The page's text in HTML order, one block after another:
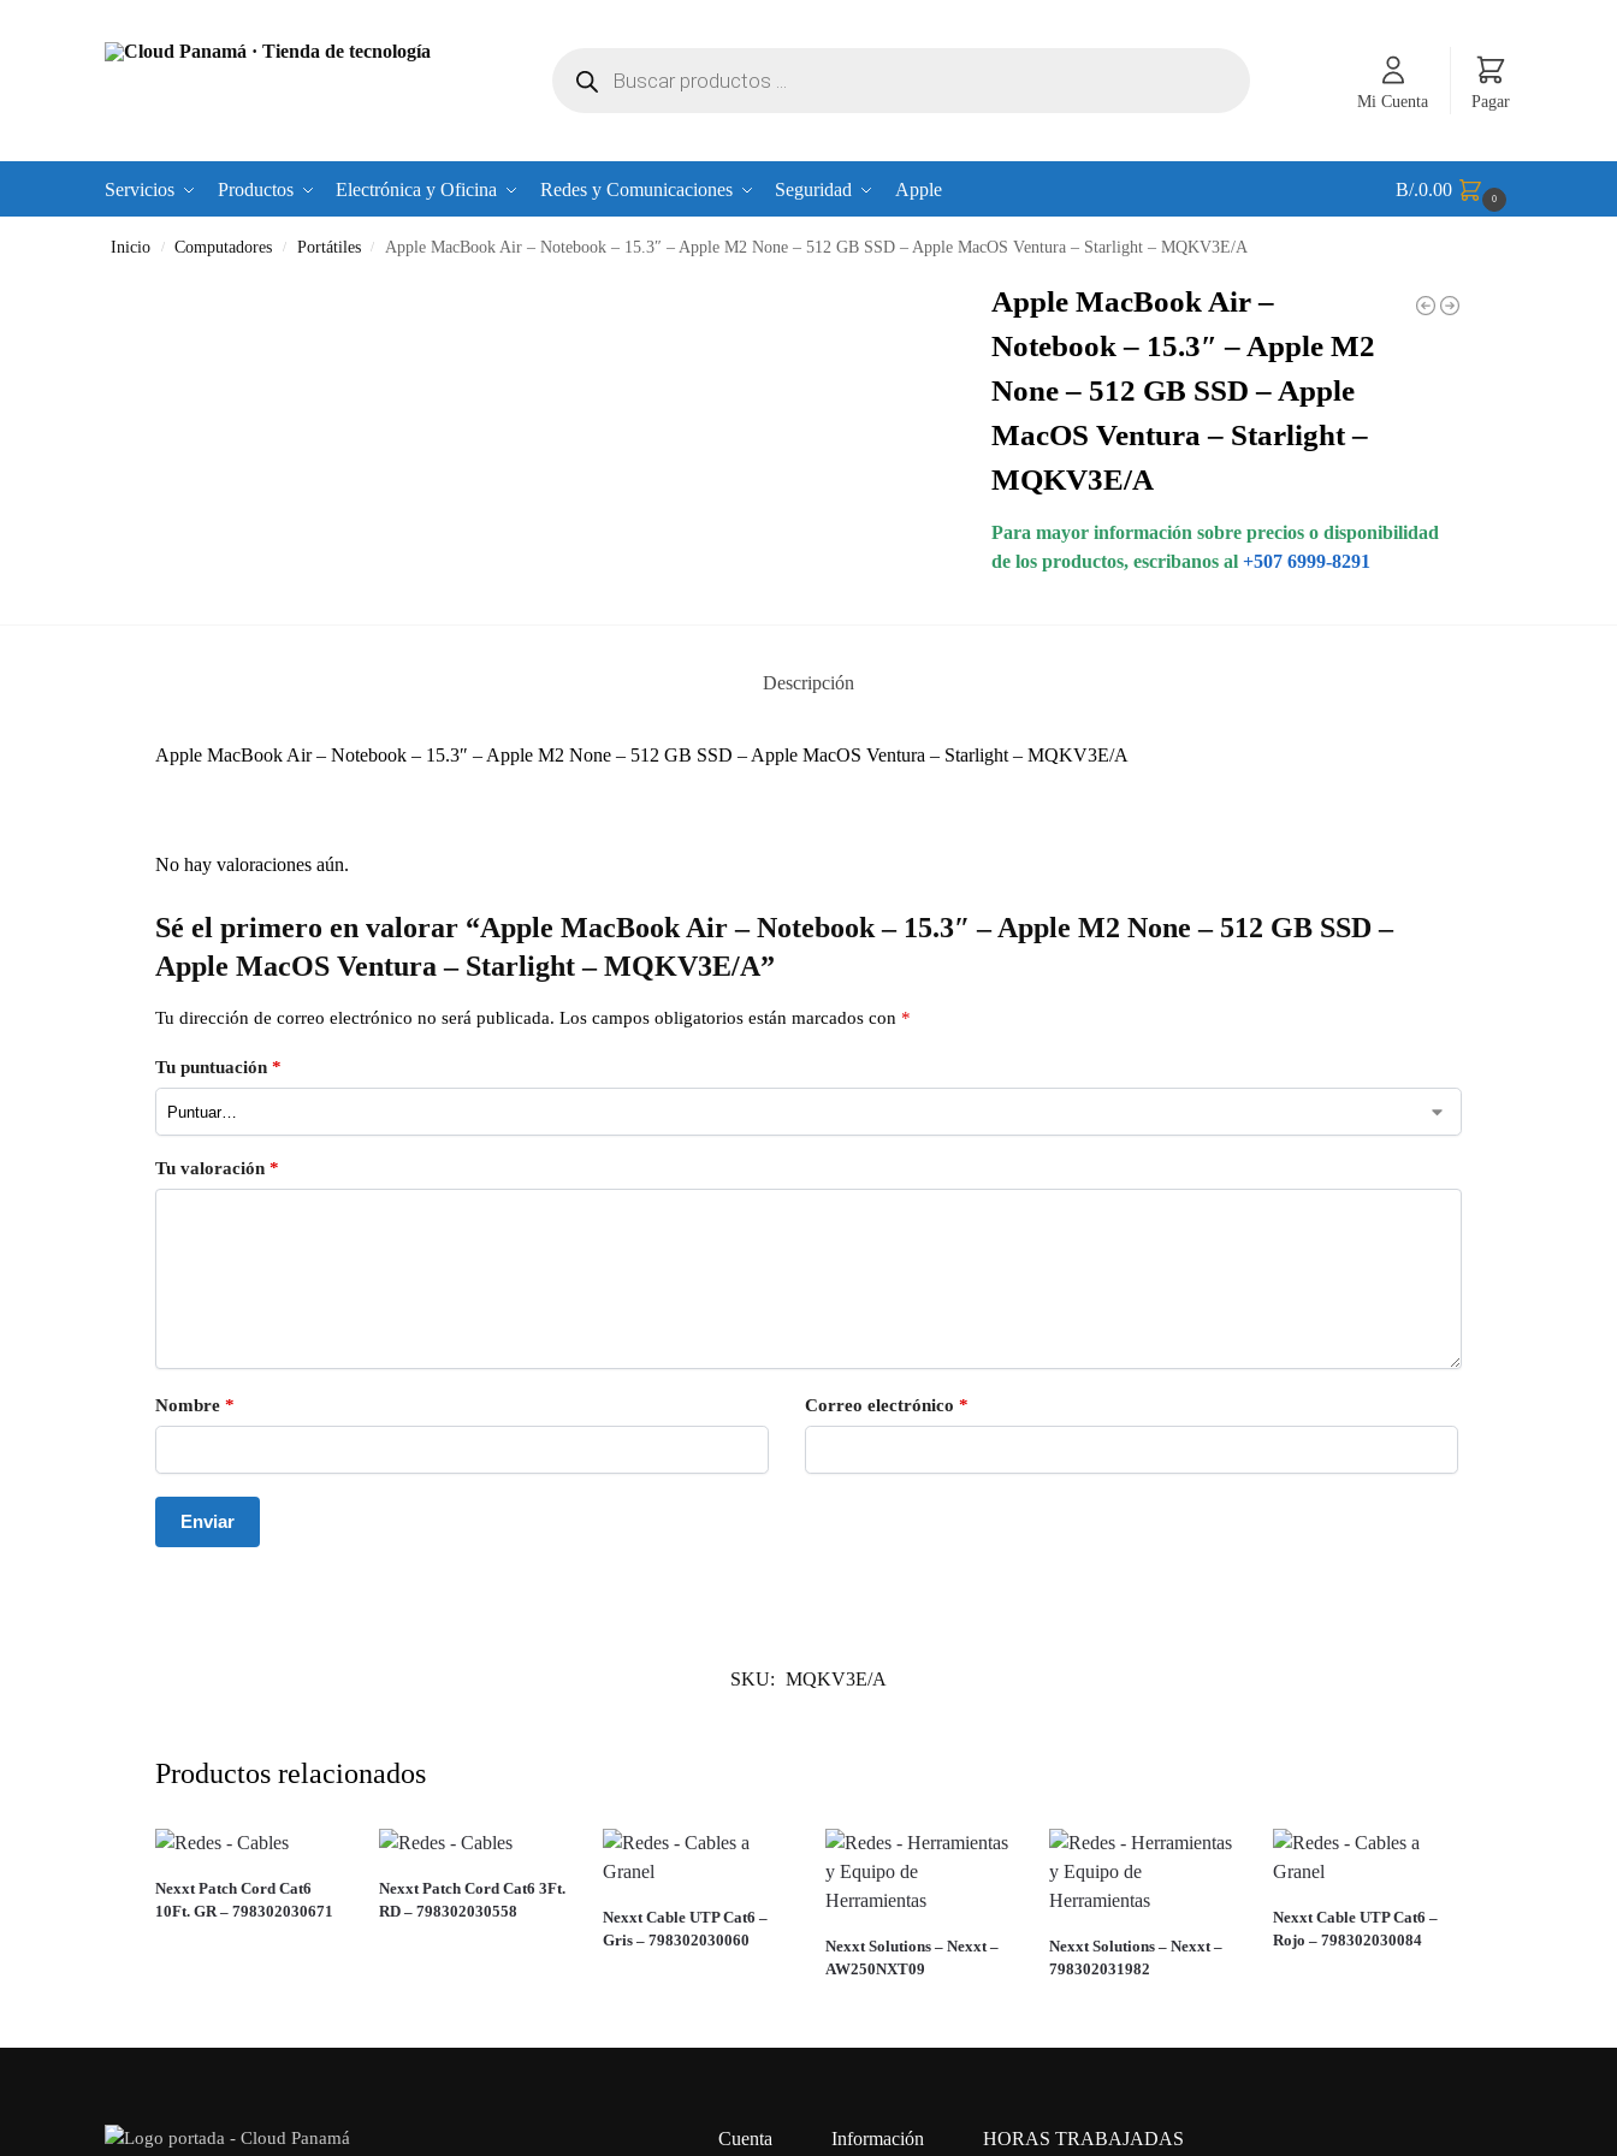
Mi Cuenta Pagar
Servicios Productos Electrónica y Oficina Redes y Comunicaciones Seguridad Apple B/.0.00 0
Inicio / Computadores / Portátiles / Apple MacBook Air – Notebook – 15.3″ – Apple M2 None – 512 GB SSD – Apple MacOS Ventura – Starlight – MQKV3E/A
Apple MacBook Air –
Notebook – 15.3″ – Apple M2
None – 512 GB SSD – Apple
MacOS Ventura – Starlight –
MQKV3E/A
Para mayor información sobre precios o disponibilidad
de los productos, escribanos al +507 6999-8291
Descripción
Apple MacBook Air – Notebook – 15.3″ – Apple M2 None – 512 GB SSD – Apple MacOS Ventura – Starlight – MQKV3E/A
No hay valoraciones aún.
Sé el primero en valorar “Apple MacBook Air – Notebook – 15.3″ – Apple M2 None – 512 GB SSD –
Apple MacOS Ventura – Starlight – MQKV3E/A”
Tu dirección de correo electrónico no será publicada. Los campos obligatorios están marcados con *
Tu puntuación *
Tu valoración *
Nombre * Correo electrónico *
SKU: MQKV3E/A
Productos relacionados
Nexxt Patch Cord Cat6
10Ft. GR – 798302030671
Nexxt Patch Cord Cat6 3Ft.
RD – 798302030558
Nexxt Cable UTP Cat6 –
Gris – 798302030060
Nexxt Solutions – Nexxt –
AW250NXT09
Nexxt Solutions – Nexxt –
798302031982
Nexxt Cable UTP Cat6 –
Rojo – 798302030084
Cuenta Información HORAS TRABAJADAS